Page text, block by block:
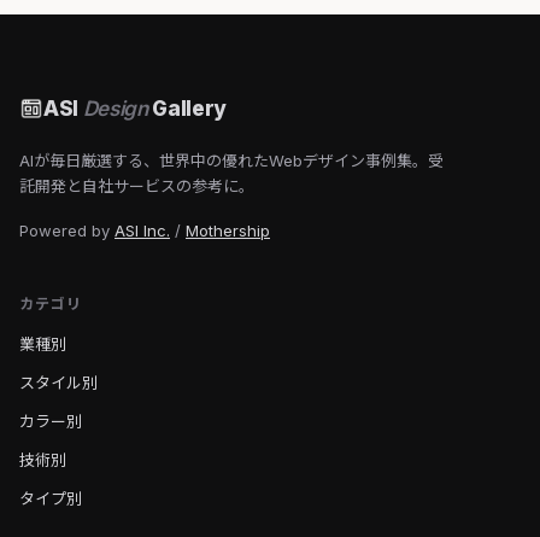
ASI DesignGallery
AIが毎日厳選する、世界中の優れたWebデザイン事例集。受
託開発と自社サービスの参考に。
Powered by ASI Inc. / Mothership
カテゴリ
業種別
スタイル別
カラー別
技術別
タイプ別